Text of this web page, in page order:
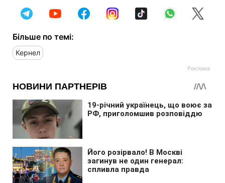
Більше по темі:
Кернел